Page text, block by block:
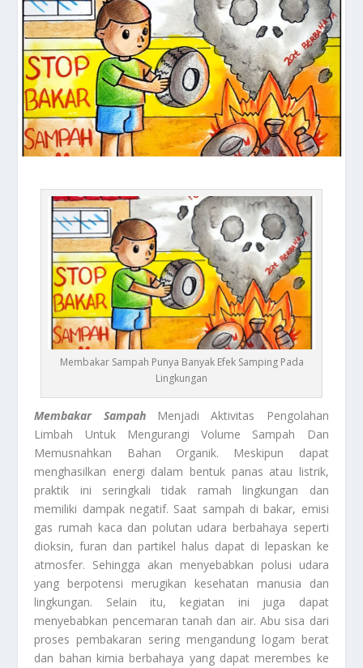
Membakar Sampah Punya Banyak Efek Samping Pada
Lingkungan
Membakar SampahMenjadi Aktivitas Pengolahan
Limbah Untuk Mengurangi Volume Sampah Dan
Memusnahkan Bahan Organik. Meskipun dapat
menghasilkan energi dalam bentuk panas atau listrik,
praktik ini seringkali tidak ramah lingkungan dan
memiliki dampak negatif. Saat sampah di bakar, emisi
gas rumah kaca dan polutan udara berbahaya seperti
dioksin, furan dan partikel halus dapat di lepaskan ke
atmosfer. Sehingga akan menyebabkan polusi udara
yang berpotensi merugikan kesehatan manusia dan
lingkungan. Selain itu, kegiatan ini juga dapat
menyebabkan pencemaran tanah dan air. Abu sisa dari
proses pembakaran sering mengandung logam berat
dan bahan kimia berbahaya yang dapat merembes ke